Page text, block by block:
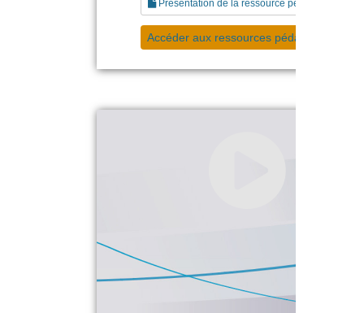
Présentation de la ressource pédagogique
Accéder aux ressources pédagogiques